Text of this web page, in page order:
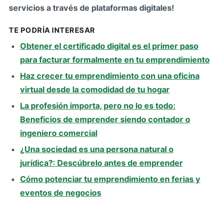
servicios a través de plataformas digitales!
TE PODRÍA INTERESAR
Obtener el certificado digital es el primer paso
para facturar formalmente en tu emprendimiento
Haz crecer tu emprendimiento con una oficina
virtual desde la comodidad de tu hogar
La profesión importa, pero no lo es todo:
Beneficios de emprender siendo contador o
ingeniero comercial
¿Una sociedad es una persona natural o
jurídica?: Descúbrelo antes de emprender
Cómo potenciar tu emprendimiento en ferias y
eventos de negocios